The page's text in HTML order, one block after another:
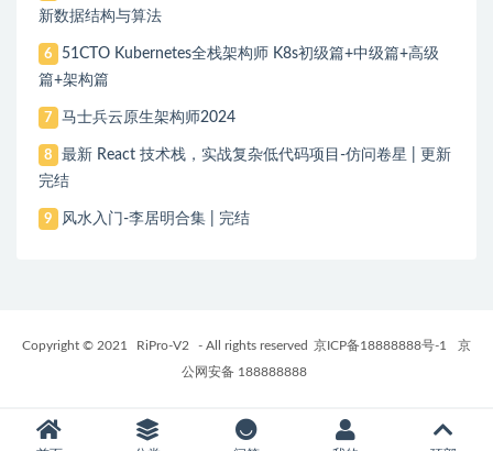
新数据结构与算法
6
51CTO Kubernetes全栈架构师 K8s初级篇+中级篇+高级
篇+架构篇
7 马士兵云原生架构师2024
8
最新 React 技术栈，实战复杂低代码项目-仿问卷星 | 更新
完结
9 风水入门-李居明合集 | 完结
Copyright © 2021 RiPro-V2 - All rights reserved 京ICP备18888888号-1
京
公网安备 188888888